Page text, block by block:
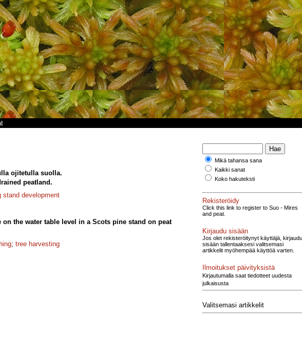
ojitetulla suolla.
peatland.
stand development
the water table level in a Scots pine stand on peat
; tree harvesting
Mikä tahansa sana
Kaikki sanat
Koko hakuteksti
Rekisteröidy
Click this link to register to Suo - Mires
and peat.
Kirjaudu sisään
Jos olet rekisteröitynyt käyttäjä, kirjaudu
sisään tallentaaksesi valitsemasi
artikkelit myöhempää käyttöä varten.
Ilmoitukset päivityksistä
Kirjautumalla saat tiedotteet uudesta
julkaisusta
Valitsemasi artikkelit